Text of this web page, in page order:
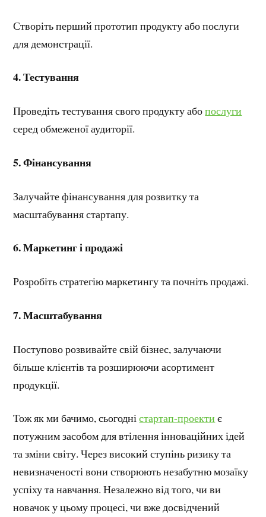
Створіть перший прототип продукту або послуги
для демонстрації.
4. Тестування
Проведіть тестування свого продукту абопослуги
серед обмеженої аудиторії.
5. Фінансування
Залучайте фінансування для розвитку та
масштабування стартапу.
6.Маркетинг і продажі
Розробіть стратегію маркетингу та почніть продажі.
7.Масштабування
Поступово розвивайте свій бізнес, залучаючи
більше клієнтів та розширюючи асортимент
продукції.
Тож як ми бачимо, сьогодністартап-проекти є
потужним засобом для втілення інноваційних ідей
та зміни світу. Через високий ступінь ризику та
невизначеності вони створюють незабутню мозаїку
успіху та навчання. Незалежно від того, чи ви
новачок у цьому процесі, чи вже досвідчений